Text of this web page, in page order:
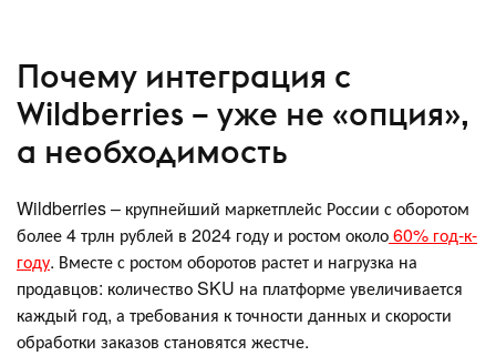
Почему интеграция с
Wildberries – уже не «опция»,
а необходимость
Wildberries – крупнейший маркетплейс России с оборотом
более 4 трлн рублей в 2024 году и ростом около60% год-к-
году. Вместе с ростом оборотов растет и нагрузка на
продавцов: количество SKU на платформе увеличивается
каждый год, а требования к точности данных и скорости
обработки заказов становятся жестче.